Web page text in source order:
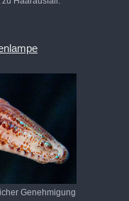
Genehmigung